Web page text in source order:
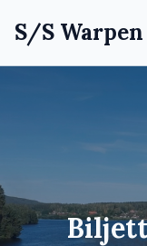
S/S Warpen